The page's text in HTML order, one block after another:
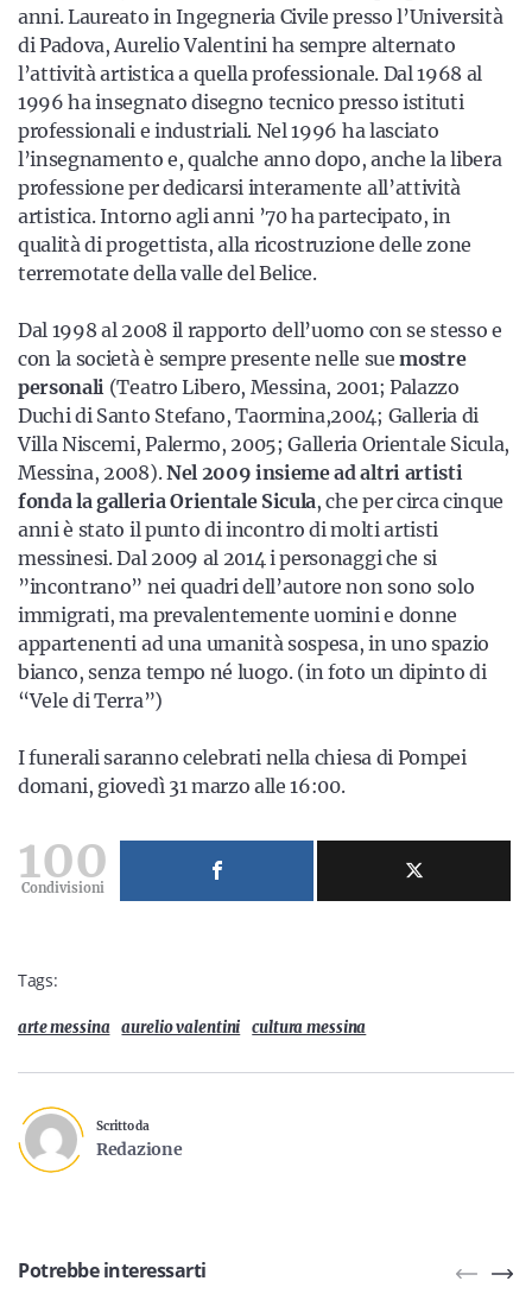
anni. Laureato in Ingegneria Civile presso l’Università
di Padova, Aurelio Valentini ha sempre alternato
l’attività artistica a quella professionale. Dal 1968 al
1996 ha insegnato disegno tecnico presso istituti
professionali e industriali. Nel 1996 ha lasciato
l’insegnamento e, qualche anno dopo, anche la libera
professione per dedicarsi interamente all’attività
artistica. Intorno agli anni ’70 ha partecipato, in
qualità di progettista, alla ricostruzione delle zone
terremotate della valle del Belice.
Dal 1998 al 2008 il rapporto dell’uomo con se stesso e
con la società è sempre presente nelle suemostre
personali (Teatro Libero, Messina, 2001; Palazzo
Duchi di Santo Stefano, Taormina,2004; Galleria di
Villa Niscemi, Palermo, 2005; Galleria Orientale Sicula,
Messina, 2008).Nel 2009 insieme ad altri artisti
fonda la galleria Orientale Sicula, che per circa cinque
anni è stato il punto di incontro di molti artisti
messinesi. Dal 2009 al 2014 i personaggi che si
”incontrano” nei quadri dell’autore non sono solo
immigrati, ma prevalentemente uomini e donne
appartenenti ad una umanità sospesa, in uno spazio
bianco, senza tempo né luogo. (in foto un dipinto di
“Vele di Terra”)
I funerali saranno celebrati nella chiesa di Pompei
domani, giovedì 31 marzo alle 16:00.
100
Condivisioni
Tags:
arte messina aurelio valentini cultura messina
Scritto da
Redazione
Potrebbe interessarti